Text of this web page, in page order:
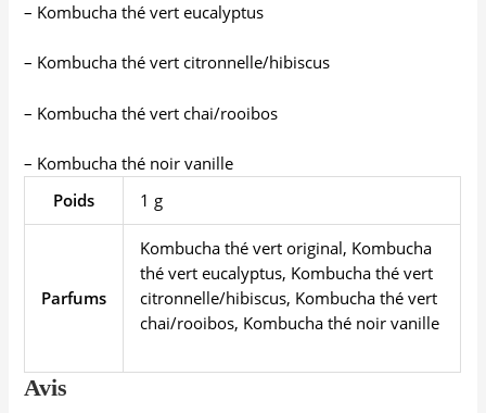
– Kombucha thé vert eucalyptus
– Kombucha thé vert citronnelle/hibiscus
– Kombucha thé vert chai/rooibos
– Kombucha thé noir vanille
Poids
1 g
Parfums
Kombucha thé vert original, Kombucha
thé vert eucalyptus, Kombucha thé vert
citronnelle/hibiscus, Kombucha thé vert
chai/rooibos, Kombucha thé noir vanille
Avis